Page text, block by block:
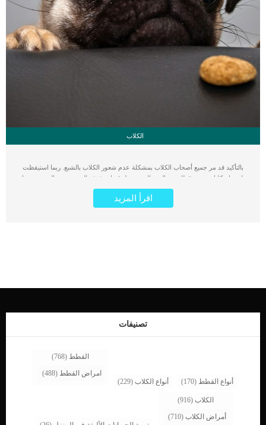
الكلاب
بالتأكيد قد مر جميع أصحاب الكلاب بمشكلة عدم شعور الكلاب بالشبع. ربما استيقظت
على نباح كلبك وهو يوقظك من النوم العميق بطرق باب غرفة النوم بسبب الجوع. وتقول
الدكتورة ريبيكا ريميلارد مستشارة التغذية البيطرية أن الكلاب ستنتهز أي فرصة للحصول
على المزيد من الطعام ولن ترفضه أبدا. حيث تلاحظ أن الكلاب تأكل كل شيء في المنزل
وتقضي على جميع الأطعمة الموجودة في الثلاجة إذا اتيح لها ذلك. هل تعلم أنه من
اقرأ المزيد
تصنيفات
أنواع القطط (170) أنواع الكلاب (229)
القطط (768)
امراض القطط (488)
الكلاب (916)
أمراض الكلاب (710)